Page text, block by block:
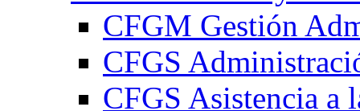
CFGM Gestión
CFGS
CFGS Asistencia a